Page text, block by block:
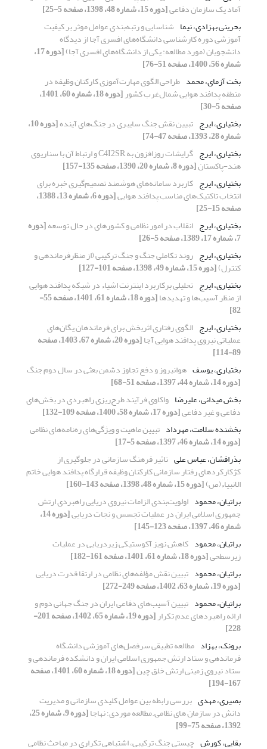
آماد یک سازمان دفاعی[دوره 15، شماره 48، 1398، صفحه 5-25]
بحرینی بهزادی، نیما شناسایی و رتبه‌بندی عوامل موثر بر کیفیت
آموزشی دوره کارشناسی دانشگاه‌های افسری آجا از دیدگاه
دانشجویان (مورد مطالعه: یکی از دانشگاه‌های افسری آجا) [دوره 17،
شماره 56، 1400، صفحه 51-76]
بخت آزمای، محمد طراحی الگوی مهارت‌آموزی کارکنان وظیفه در
منطقه پدافند هوایی شمال‌غرب کشور [دوره 18، شماره 60، 1401،
صفحه 5-30]
بختیاری، ایرج تبیین نقش جنگ سایبری در جنگ‌های آینده [دوره 10،
شماره 28، 1393، صفحه 47-74]
بختیاری، ایرج
گرایشات روزافزون به C4I2SR و ارتباط آن با سناریوی
هند-پاکستان[دوره 8، شماره 20، 1390، صفحه 135-157]
بختیاری، ایرج کاربرد سامانه‌های هوشمند تصمیم‌گیری خبره برای
انتخاب تاکتیک‌های مناسب پدافند هوایی [دوره 6، شماره 13، 1388،
صفحه 15-25]
بختیاری، ایرج انقلاب در امور نظامی و کشورهای در حال توسعه[دوره
7، شماره 17، 1389، صفحه 5-26]
بختیاری، ایرج روند تکاملی جنگ و جنگ ترکیبی (از منظرفرماندهی و
کنترل)[دوره 15، شماره 49، 1398، صفحه 101-127]
بختیاری، ایرج تحلیلی برکاربرد اینترنت اشیاء در شبکه پدافند هوایی
از منظر آسیب‌ها و تهدیدها [دوره 18، شماره 61، 1401، صفحه 55-
82]
بختیاری، ایرج الگوی رفتاری اثربخش برای فرماندهان یگان‌های
عملیاتی نیروی پدافند هوایی آجا [دوره 20، شماره 67، 1403، صفحه
89-114]
بختیاری، یوسف هوانیروز و دفع تجاوز دشمن بعثی در سال دوم جنگ
[دوره 14، شماره 44، 1397، صفحه 51-68]
بخش میدانی، علیرضا واکاوی فرآیند طرح‌ریزی راهبردی در بخش‌های
دفاعی و غیر دفاعی[دوره 17، شماره 58، 1400، صفحه 109-132]
بخشنده سلامت، مهرداد تبیین ماهیت و ویژگی‌های ره‌نامه‌های نظامی
[دوره 14، شماره 46، 1397، صفحه 5-17]
بذرافشان، عباس علی تاثیر فرهنگ سازمانی در جلوگیری از
کژکارکردهای رفتار سازمانی کارکنان وظیفه قرارگاه پدافند هوایی خاتم
الانبیاء(ص)[دوره 15، شماره 48، 1398، صفحه 143-160]
براتیان، محمود اولویت‌بندی الزامات نیروی دریایی راهبردی ارتش
جمهوری اسلامی ایران در عملیات تجسس و نجات دریایی [دوره 14،
شماره 46، 1397، صفحه 123-145]
براتیان، محمود کاهش نویز آکوستیکی زیردریایی در عملیات
زیرسطحی[دوره 18، شماره 61، 1401، صفحه 161-182]
براتیان، محمود تبیین نقش مؤلفه‌های نظامی در ارتقا قدرت دریایی
[دوره 19، شماره 63، 1402، صفحه 249-272]
براتیان، محمود تبیین آسیب‌های دفاعی ایران در جنگ جهانی دوم و
ارائه راهبردهای عدم تکرار [دوره 19، شماره 65، 1402، صفحه 201-
228]
برونک، بهزاد مطالعه تطبیقی سرفصل‌های آموزشی دانشگاه
فرماندهی و ستاد ارتش جمهوری اسلامی ایران و دانشکده فرماندهی و
ستاد نیروی زمینی ارتش خلق چین [دوره 18، شماره 60، 1401، صفحه
167-194]
بصیری، مهدی بررسی رابطه بین عوامل کلیدی سازمانی و مدیریت
دانش در سازمان های نظامی.مطالعه موردی؛ نهاجا [دوره 9، شماره 25،
1392، صفحه 75-99]
بقایی، کورش چیستی جنگ ترکیبی، اشتباهی تکراری در مباحث نظامی